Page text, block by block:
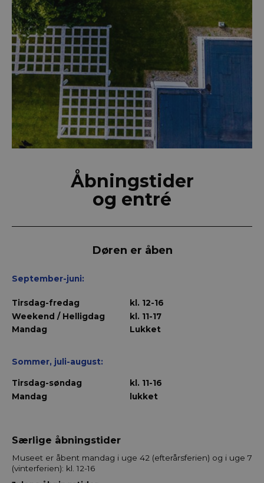
Åbningstider
og entré
Døren er åben
September-juni:
Tirsdag-fredag
kl. 12-16
Weekend / Helligdag
kl. 11-17
Mandag
Lukket
Sommer, juli-august:
Tirsdag-søndag
kl. 11-16
Mandag
lukket
Særlige åbningstider
Museet er åbent mandag i uge 42 (efterårsferien) og i uge 7
(vinterferien): kl. 12-16